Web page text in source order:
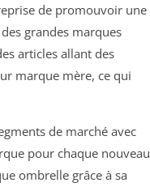
de promouvoir une
grandes marques
articles allant des
marque mère, ce qui
de marché avec
pour chaque nouveau
ombrelle grâce à sa